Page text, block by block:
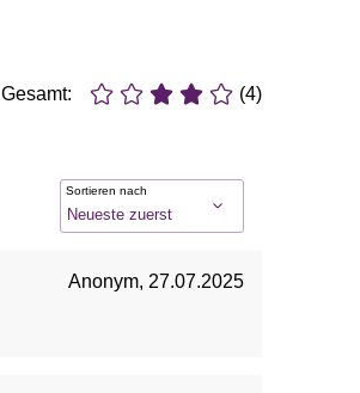
Gesamt: (4)
Sortieren nach
Anonym, 27.07.2025